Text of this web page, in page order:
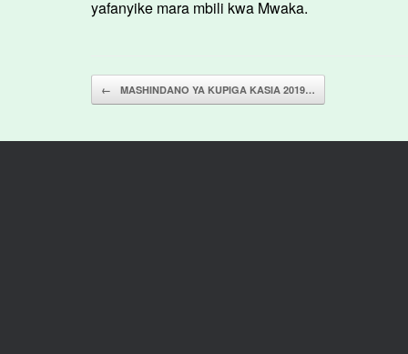
yafanyike mara mbili kwa Mwaka.
Post navigation
← MASHINDANO YA KUPIGA KASIA 2019…